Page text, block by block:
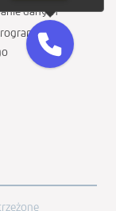
danych